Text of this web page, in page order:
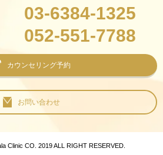
03-6384-1325
052-551-7788
カウンセリング予約
お問い合わせ
Clinic CO. 2019 ALL RIGHT RESERVED.